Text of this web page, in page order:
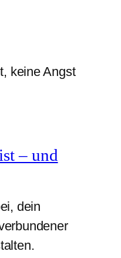
keine Angst
– und
dein